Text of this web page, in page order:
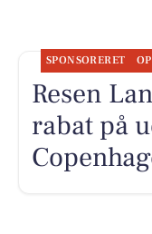
SPONSORERET
Resen
rabat på